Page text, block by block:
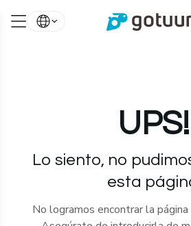
UPS!
Lo siento, no
esta
No logramos encontrar la